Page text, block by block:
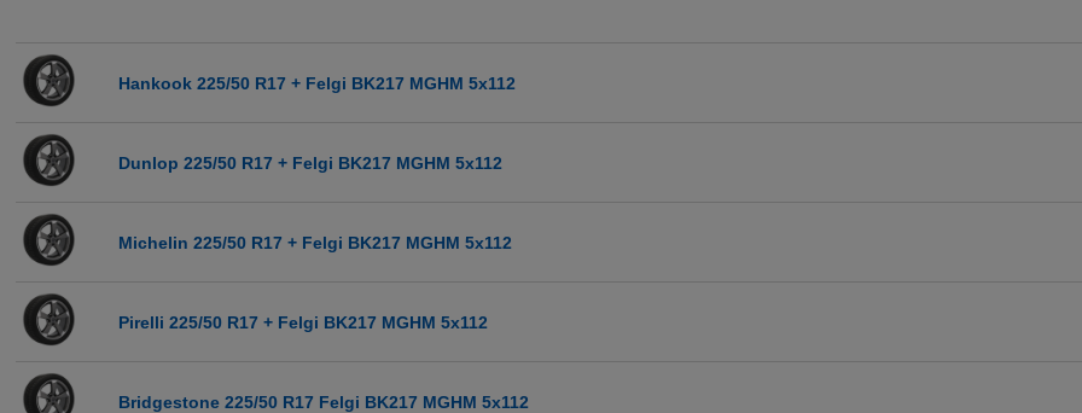
Hankook 225/50 R17 + Felgi BK217 MGHM 5x112
Dunlop 225/50 R17 + Felgi BK217 MGHM 5x112
Michelin 225/50 R17 + Felgi BK217 MGHM 5x112
Pirelli 225/50 R17 + Felgi BK217 MGHM 5x112
Bridgestone 225/50 R17 Felgi BK217 MGHM 5x112